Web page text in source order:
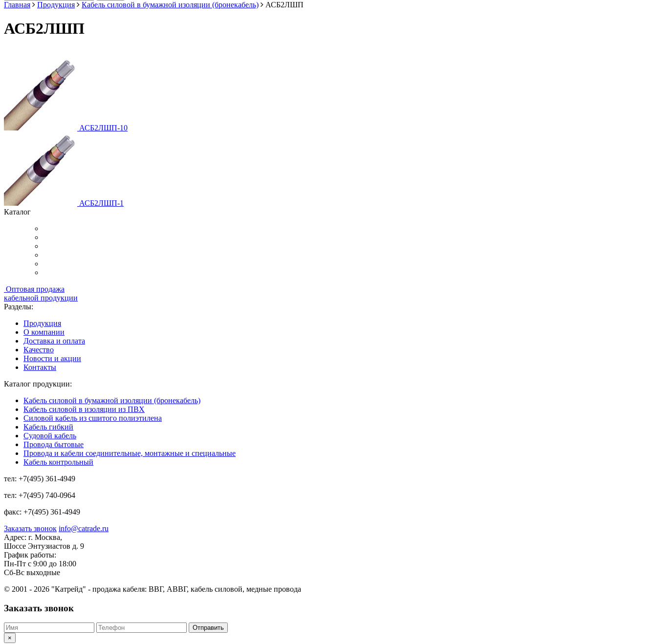
Главная Продукция Кабель силовой в бумажной изоляции (бронекабель) АСБ2ЛШП
АСБ2ЛШП
АСБ2ЛШП-10
АСБ2ЛШП-1
Каталог
Оптовая продажа
кабельной продукции
Разделы:
Продукция
О компании
Доставка и оплата
Качество
Новости и акции
Контакты
Каталог продукции:
Кабель силовой в бумажной изоляции (бронекабель)
Кабель силовой в изоляции из ПВХ
Силовой кабель из сшитого полиэтилена
Кабель гибкий
Судовой кабель
Провода бытовые
Провода и кабели соединительные, монтажные и специальные
Кабель контрольный
тел: +7(495) 361-4949
тел: +7(495) 740-0964
факс: +7(495) 361-4949
Заказать звонок info@catrade.ru
Адрес: г. Москва,
Шоссе Энтузиастов д. 9
График работы:
Пн-Пт с 9:00 до 18:00
Сб-Вс выходные
© 2001 - 2026 "Катрейд" - продажа кабеля: ВВГ, АВВГ, кабель силовой, медные провода
Заказать звонок
Отправить
×